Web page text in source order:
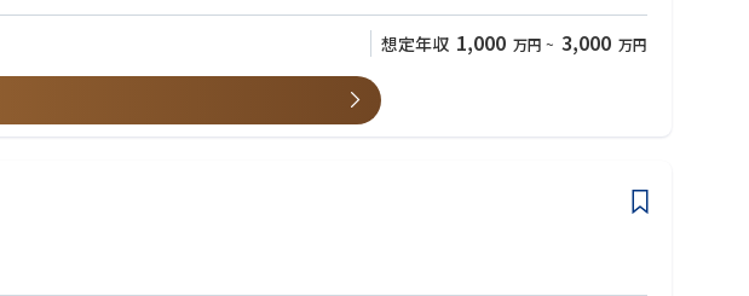
想定年収 1,000 万円 ~ 3,000 万円